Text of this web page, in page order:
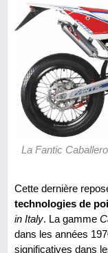
La Fantic
Cette dernière
technologies de
in Italy. La gamme
dans les années
significatives dans